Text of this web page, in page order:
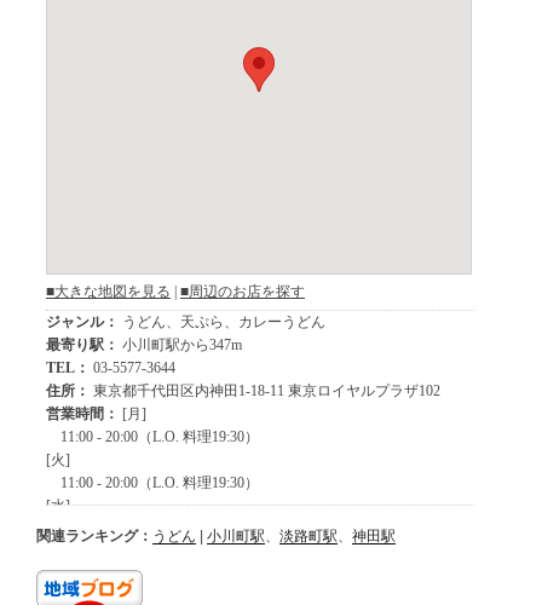
関連ランキング： うどん | 小川町駅 淡路町駅 神田駅